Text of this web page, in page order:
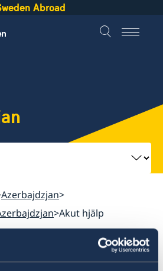
Abroad
Azerbajdzjan
Akut hjälp